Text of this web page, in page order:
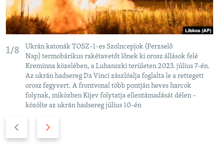
1/8
Ukrán katonák TOSZ–1-es Szolncepjok (Perzselő
Nap) termobárikus rakétavetőt lőnek ki orosz állások felé
Kreminna közelében, a Luhanszki területen 2023. július 7-én.
Az ukrán hadsereg Da Vinci zászlóalja foglalta le a rettegett
orosz fegyvert. A frontvonal több pontján heves harcok
folynak, miközben Kijev folytatja ellentámadását délen –
közölte az ukrán hadsereg július 10-én